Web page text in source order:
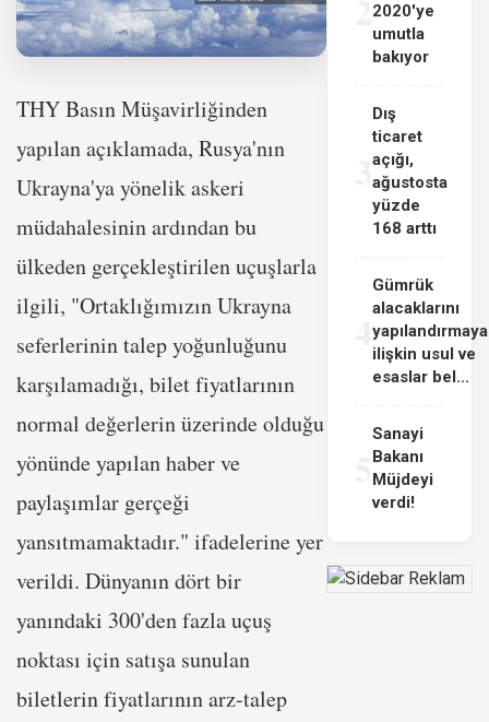
THY Basın Müşavirliğinden
yapılan açıklamada, Rusya'nın
Ukrayna'ya yönelik askeri
müdahalesinin ardından bu
ülkeden gerçekleştirilen uçuşlarla
ilgili, "Ortaklığımızın Ukrayna
seferlerinin talep yoğunluğunu
karşılamadığı, bilet fiyatlarının
normal değerlerin üzerinde olduğu
yönünde yapılan haber ve
paylaşımlar gerçeği
yansıtmamaktadır." ifadelerine yer
verildi. Dünyanın dört bir
yanındaki 300'den fazla uçuş
noktası için satışa sunulan
biletlerin fiyatlarının arz-talep
2020'ye
umutla
bakıyor
3
Dış
ticaret
açığı,
ağustosta
yüzde
168 arttı
4
Gümrük
alacaklarını
yapılandırmaya
ilişkin usul ve
esaslar bel...
Sanayi
Bakanı
Müjdeyi
verdi!